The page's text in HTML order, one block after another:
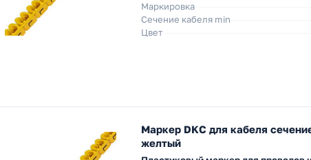
Маркировка
Сечение кабеля min
Цвет
Маркер DKC для кабеля
желтый